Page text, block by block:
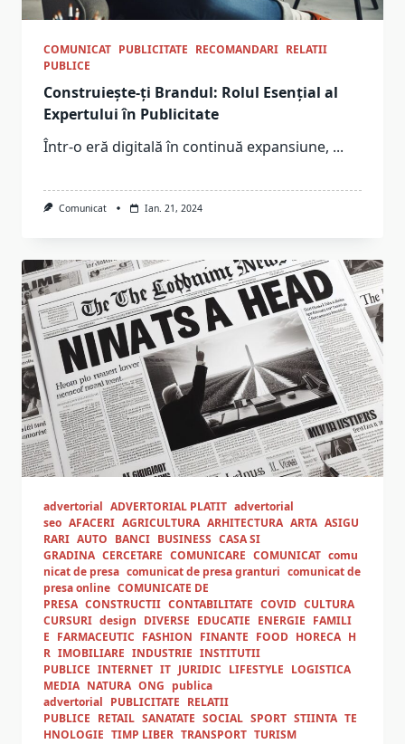
COMUNICAT PUBLICITATE RECOMANDARI RELATII
PUBLICE
Construiește-ți Brandul: Rolul Esențial al
Expertului în Publicitate
Într-o eră digitală în continuă expansiune, ...
Comunicat Ian. 21, 2024
advertorial ADVERTORIAL PLATIT advertorial
seo AFACERI AGRICULTURA ARHITECTURA ARTA ASIGU
RARI AUTO BANCI BUSINESS CASA SI
GRADINA CERCETARE COMUNICARE COMUNICAT comu
nicat de presa comunicat de presa granturi comunicat de
presa online COMUNICATE DE
PRESA CONSTRUCTII CONTABILITATE COVID CULTURA
CURSURI design DIVERSE EDUCATIE ENERGIE FAMILI
E FARMACEUTIC FASHION FINANTE FOOD HORECA H
R IMOBILIARE INDUSTRIE INSTITUTII
PUBLICE INTERNET IT JURIDIC LIFESTYLE LOGISTICA
MEDIA NATURA ONG publica
advertorial PUBLICITATE RELATII
PUBLICE RETAIL SANATATE SOCIAL SPORT STIINTA TE
HNOLOGIE TIMP LIBER TRANSPORT TURISM